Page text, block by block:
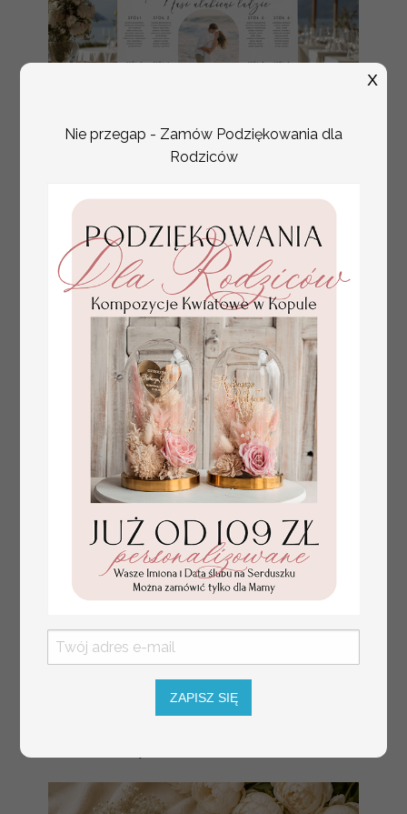
plan stołów
weselnych
usadzenie gości na
weselu, tablica
informacyjna dla
gości weselnych,
plan stołów na
weselu ze zdjęciem
Pary Młodej, plan
usadzenia gości
100 PLN/125.00 PLN
złote winietki na komunię, winietka
Nie przegap - Zamów Podziękowania dla
Rodziców
ZAPISZ SIĘ
X